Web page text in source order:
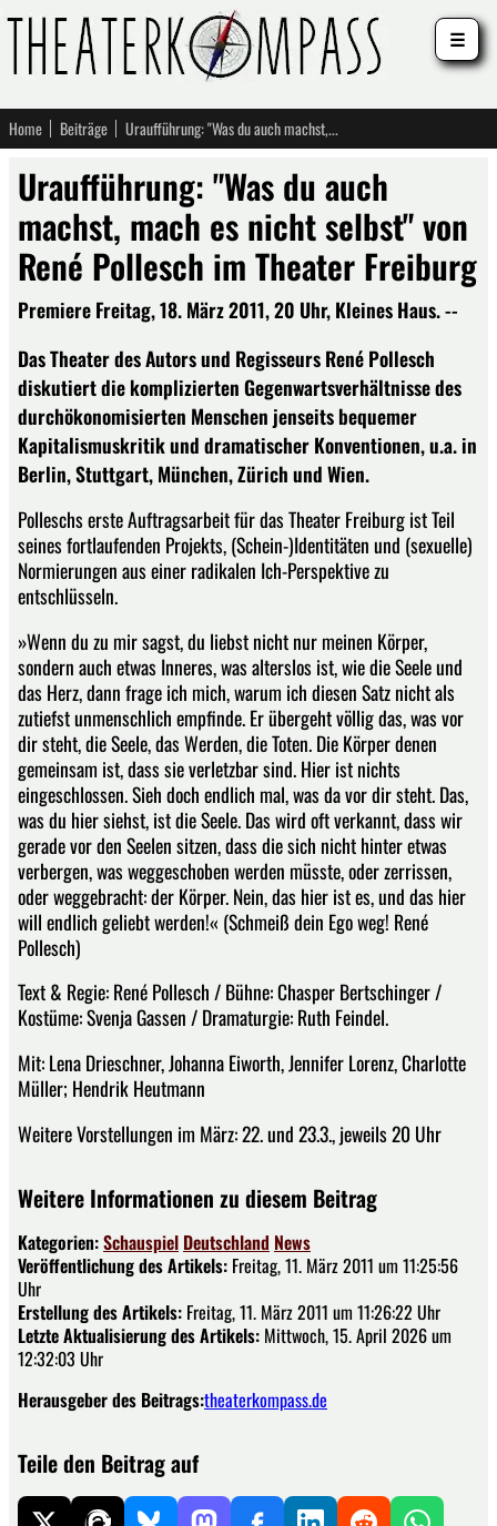
Home Beiträge Uraufführung: "Was du auch machst, mach es nicht selbst" von René Pollesch im Theater Freiburg
Uraufführung: "Was du auch
machst, mach es nicht selbst" von
René Pollesch im Theater Freiburg
Premiere Freitag, 18. März 2011, 20 Uhr, Kleines Haus. --
Das Theater des Autors und Regisseurs René Pollesch
diskutiert die komplizierten Gegenwartsverhältnisse des
durchökonomisierten Menschen jenseits bequemer
Kapitalismuskritik und dramatischer Konventionen, u.a. in
Berlin, Stuttgart, München, Zürich und Wien.
Polleschs erste Auftragsarbeit für das Theater Freiburg ist Teil
seines fortlaufenden Projekts, (Schein-)Identitäten und (sexuelle)
Normierungen aus einer radikalen Ich-Perspektive zu
entschlüsseln.
»Wenn du zu mir sagst, du liebst nicht nur meinen Körper,
sondern auch etwas Inneres, was alterslos ist, wie die Seele und
das Herz, dann frage ich mich, warum ich diesen Satz nicht als
zutiefst unmenschlich empfinde. Er übergeht völlig das, was vor
dir steht, die Seele, das Werden, die Toten. Die Körper denen
gemeinsam ist, dass sie verletzbar sind. Hier ist nichts
eingeschlossen. Sieh doch endlich mal, was da vor dir steht. Das,
was du hier siehst, ist die Seele. Das wird oft verkannt, dass wir
gerade vor den Seelen sitzen, dass die sich nicht hinter etwas
verbergen, was weggeschoben werden müsste, oder zerrissen,
oder weggebracht: der Körper. Nein, das hier ist es, und das hier
will endlich geliebt werden!« (Schmeiß dein Ego weg! René
Pollesch)
Text & Regie: René Pollesch / Bühne: Chasper Bertschinger /
Kostüme: Svenja Gassen / Dramaturgie: Ruth Feindel.
Mit: Lena Drieschner, Johanna Eiworth, Jennifer Lorenz, Charlotte
Müller; Hendrik Heutmann
Weitere Vorstellungen im März: 22. und 23.3., jeweils 20 Uhr
Weitere Informationen zu diesem Beitrag
Kategorien:Schauspiel Deutschland News
Veröffentlichung des Artikels: Freitag, 11. März 2011 um 11:25:56
Uhr
Erstellung des Artikels: Freitag, 11. März 2011 um 11:26:22 Uhr
Letzte Aktualisierung des Artikels: Mittwoch, 15. April 2026 um
12:32:03 Uhr
Herausgeber des Beitrags:theaterkompass.de
Teile den Beitrag auf
☰